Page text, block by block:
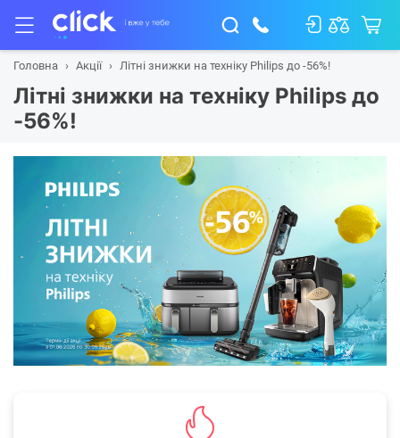
Головна Акції Літні знижки на техніку Philips до -56%!
Літні знижки на техніку Philips до
-56%!